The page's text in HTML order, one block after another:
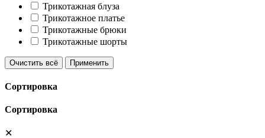
Трикотажная блуза
Трикотажное платье
Трикотажные брюки
Трикотажные шорты
Очистить всё Применить
Сортировка
Сортировка
✕